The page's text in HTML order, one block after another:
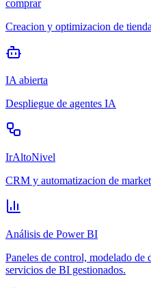
comprar
Creacion y optimizacion de
IA abierta
Despliegue de agentes IA
IrAltoNivel
CRM y automatizacion de
Análisis de Power BI
Paneles de control, modelado de
servicios de BI gestionados.